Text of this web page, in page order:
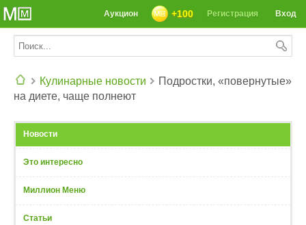
Вход
Регистрация
+100
Аукцион
Кулинарные новости
Подростки, «повернутые»
на диете, чаще полнеют
Новости
Это интересно
Миллион Меню
Статьи